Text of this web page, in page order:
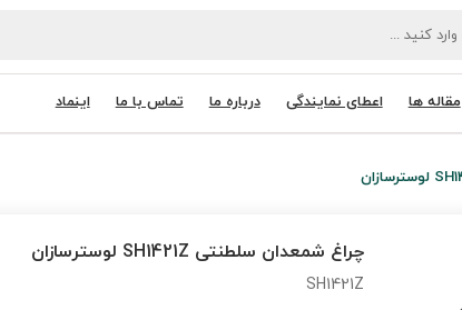
مقاله ها اعطای نمایندگی درباره ما تماس با ما اینماد
چراغ شمعدان سلطنتی SH1421Z لوسترسازان
SH1421Z